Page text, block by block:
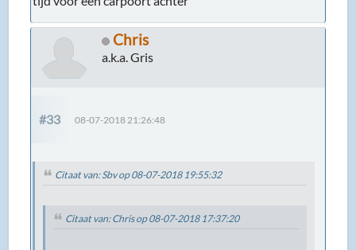
Chris
a.k.a. Gris
#33 08-07-2018 21:26:48
Citaat van: Sbv op 08-07-2018 19:55:32
Citaat van: Chris op 08-07-2018 17:37:20